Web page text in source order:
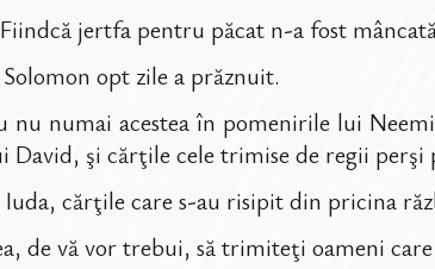
jertfa pentru păcat n-a fost
opt zile a prăznuit.
nu numai acestea în pomenirile lui
David, şi cărţile cele trimise de regii
Iuda, cărţile care s-au risipit din pricina
de vă vor trebui, să trimiteţi oameni care